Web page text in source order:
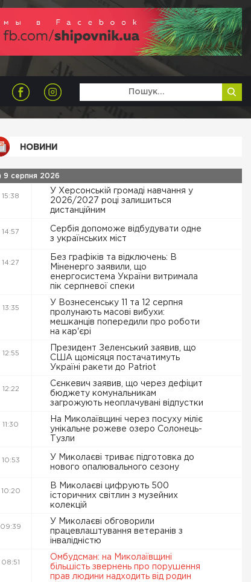
НОВИНИ
9 серпня 2026
15:38
У Херсонській громаді навчання у
2026/2027 році залишиться
дистанційним
14:57
Сербія допоможе відбудувати одне
з українських міст
14:27
Без графіків та відключень: В
Міненерго заявили, що
енергосистема України витримала
пік серпневої спеки
13:35
У Вознесенську 11 та 12 серпня
пролунають масові вибухи:
мешканців попередили про роботи
на кар'єрі
12:55
Президент Зеленський заявив, що
США щомісяця постачатимуть
Україні ракети до Patriot
12:22
Сєнкевич заявив, що через дефіцит
бюджету комунальникам
загрожують неоплачувані відпустки
11:30
На Миколаївщині через посуху міліє
унікальне рожеве озеро Солонець-
Тузли
10:53
У Миколаєві триває підготовка до
нового опалювального сезону
10:20
В Миколаєві цифрують 500
історичних світлин з музейних
колекцій
09:39
У Миколаєві обговорили
працевлаштування ветеранів з
інвалідністю
08:51
Омбудсман: на Миколаївщині
більшість звернень про порушення
прав людини надходить від родин